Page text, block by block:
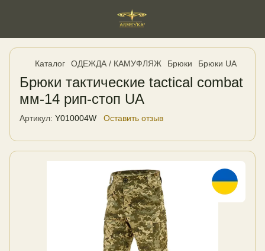
Каталог ОДЕЖДА / КАМУФЛЯЖ Брюки Брюки UA
Брюки тактические tactical combat
мм-14 рип-стоп UA
Артикул: Y010004W Оставить отзыв